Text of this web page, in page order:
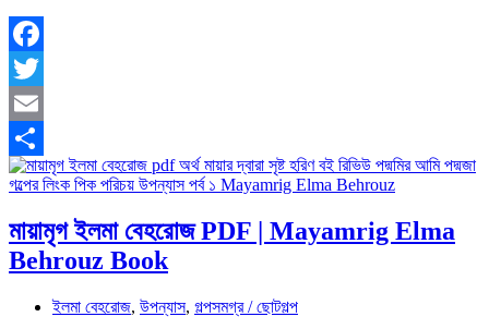
Facebook
Twitter
Email
Share
মায়ামৃগ ইলমা বেহরোজ PDF | Mayamrig Elma
Behrouz Book
ইলমা বেহরোজ, উপন্যাস, গল্পসমগ্র / ছোটগল্প